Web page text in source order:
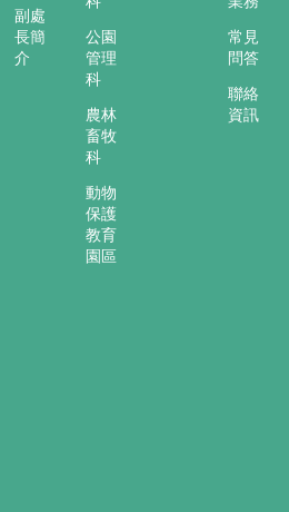
副處
長簡
介
公園
管理
科
農林
畜牧
科
動物
保護
教育
園區
常見
問答
聯絡
資訊